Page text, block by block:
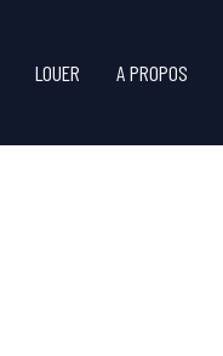
LOUER A PROPOS